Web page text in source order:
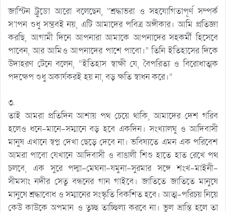
জাস্টিন ট্রুডো আরো বলেছেন, “শ্রদ্ধাভরা ও সহযোগিতাপূর্ণ সম্পর্ক
স’াপন শুধু সম্ভবই নয়, এটি আমাদের পবিত্র অঙ্গীকার। আমি প্রতিজ্ঞা
করছি, আগামী দিনে আপনারা আমাকে আপনাদের সহকর্মী হিসেবে
পাবেন, আর আমিও আপনাদের পাশে পাবো।” তিনি ইতিহাসের দিকে
উদাহরণ টেনে বলেন, “ইতিহাস স্বাক্ষী যে, বৈপরিত্য ও বিরোধাত্মক
পদক্ষেপ শুধু অকার্যকরই হয় না, বড় ক্ষতি স্বাধন করে।”
৩.
তাই আমরা প্রতিদিন আশায় পথ চেয়ে থাকি, আমাদের দেশ গরিব
হলেও ধনে-মানে-সম্মানে বড় হবে একদিন। সংখ্যালঘু ও আদিবাসী
মানুষ এখানে স্বপ্ন দেখা ছেড়ে দেবে না। ভবিষ্যতে এমন এক পরিবেশ
আমরা পাবো যেখানে আদিবাসী ও বাঙালী শিশু হাতে হাত রেখে পথ
চলবে, এক সুরে পদ্মা-মেঘনা-যমুনা-সুরমার সঙ্গে শংখ-মাইনী-
সীমসাং নদীর সেতু বন্ধনের গান গাইবে। জাতিতে জাতিতে মানুষে
মানুষে শ্রদ্ধাবোধ ও সম্মানের সংস্কৃতি বিকশিত হবে। আত্ম-পরিচয় নিয়ে
কেউ কাউকে অপমান ও তুচ্ছ তাচ্ছিল্য করবে না। ভুল ভ্রান্তি হলে তা